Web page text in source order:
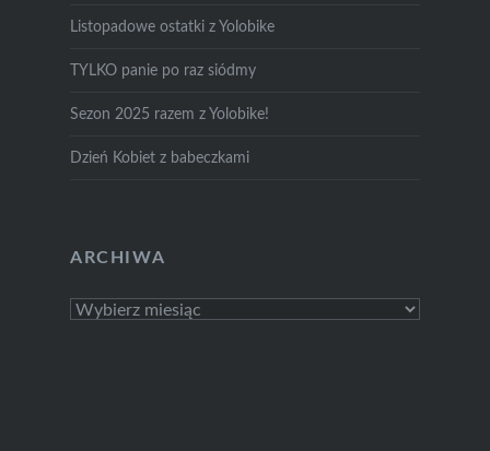
Listopadowe ostatki z Yolobike
TYLKO panie po raz siódmy
Sezon 2025 razem z Yolobike!
Dzień Kobiet z babeczkami
ARCHIWA
Archiwa